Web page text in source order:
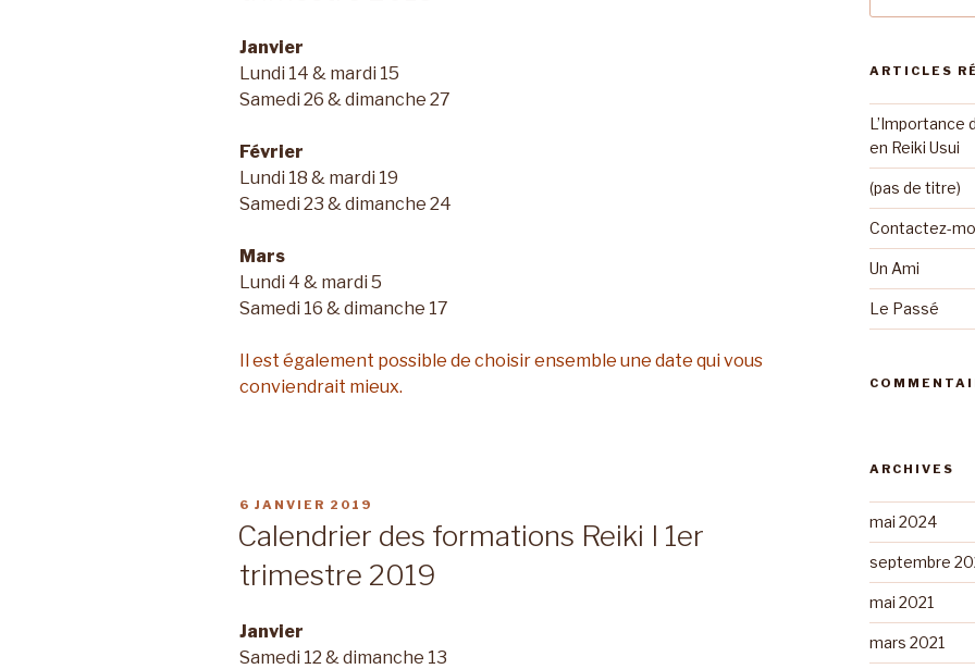
Janvier
Lundi 14 & mardi 15
Samedi 26 & dimanche 27
Février
Lundi 18 & mardi 19
Samedi 23 & dimanche 24
Mars
Lundi 4 & mardi 5
Samedi 16 & dimanche 17
Il est également possible de choisir ensemble une date qui vous
conviendrait mieux.
PUBLIÉ
6 JANVIER 2019
Calendrier des formations Reiki I 1er
trimestre 2019
Janvier
Samedi 12 & dimanche 13
:
ARTICLES
L’Importance
en Reiki Usui
(pas de titre)
Contactez-
Un Ami
Le Passé
ARCHIVES
mai 2024
septembre
mai 2021
mars 2021